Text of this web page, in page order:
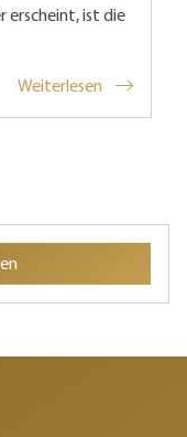
erscheint, ist die
Weiterlesen